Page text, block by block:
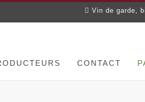
Vin de garde,
CONTACT